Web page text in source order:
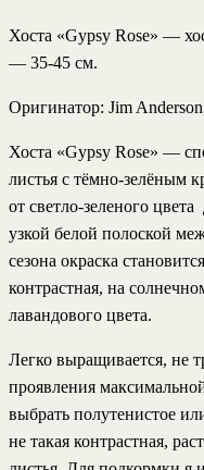
Хоста «Gypsy Rose» —
— 35-45 см.
Оригинатор: Jim
Хоста «Gypsy Rose» —
листья с тёмно-зелёным
от светло-зеленого
узкой белой полоской
сезона окраска
контрастная, на
лавандового цвета.
Легко выращивается, не
проявления
выбрать полутенистое
не такая контрастная,